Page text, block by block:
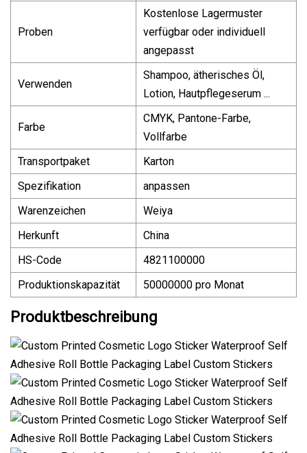
Proben
Kostenlose Lagermuster
verfügbar oder individuell
angepasst
Verwenden
Shampoo, ätherisches Öl,
Lotion, Hautpflegeserum ...
Farbe
CMYK, Pantone-Farbe,
Vollfarbe
Transportpaket
Karton
Spezifikation
anpassen
Warenzeichen
Weiya
Herkunft
China
HS-Code
4821100000
Produktionskapazität
50000000 pro Monat
Produktbeschreibung